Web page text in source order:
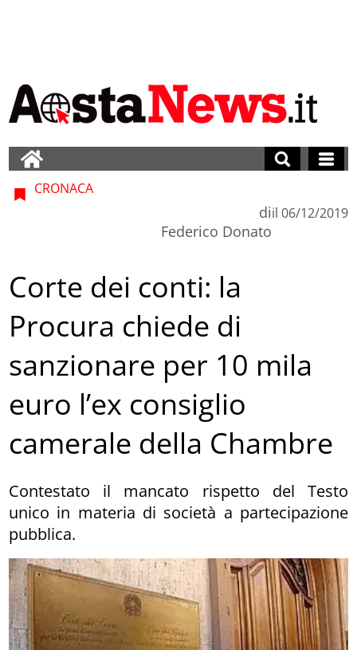
CRONACA
di
Federico Donato
il 06/12/2019
Corte dei conti: la
Procura chiede di
sanzionare per 10 mila
euro l’ex consiglio
camerale della Chambre
Contestato il mancato rispetto del Testo
unico in materia di società a partecipazione
pubblica.